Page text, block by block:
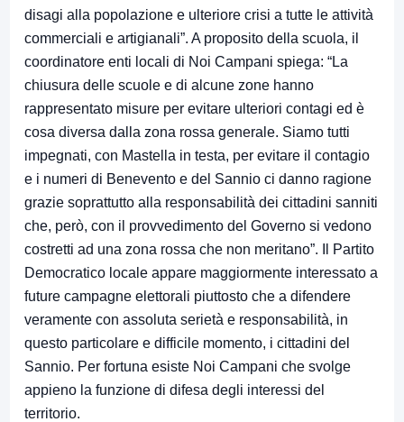
disagi alla popolazione e ulteriore crisi a tutte le attività
commerciali e artigianali”. A proposito della scuola, il
coordinatore enti locali di Noi Campani spiega: “La
chiusura delle scuole e di alcune zone hanno
rappresentato misure per evitare ulteriori contagi ed è
cosa diversa dalla zona rossa generale. Siamo tutti
impegnati, con Mastella in testa, per evitare il contagio
e i numeri di Benevento e del Sannio ci danno ragione
grazie soprattutto alla responsabilità dei cittadini sanniti
che, però, con il provvedimento del Governo si vedono
costretti ad una zona rossa che non meritano”. Il Partito
Democratico locale appare maggiormente interessato a
future campagne elettorali piuttosto che a difendere
veramente con assoluta serietà e responsabilità, in
questo particolare e difficile momento, i cittadini del
Sannio. Per fortuna esiste Noi Campani che svolge
appieno la funzione di difesa degli interessi del
territorio.